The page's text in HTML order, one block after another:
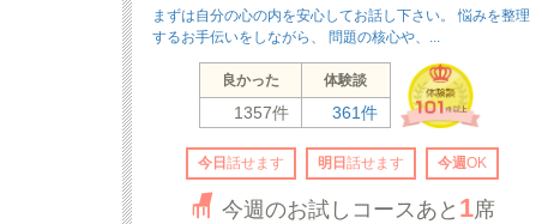
まずは自分の心の内を安心してお話し下さい。 悩みを整理
するお手伝いをしながら、 問題の核心や、...
良かった 体験談
1357件 361件
今日 話せます 明日 話せます 今週OK
今週のお試しコースあと 1席